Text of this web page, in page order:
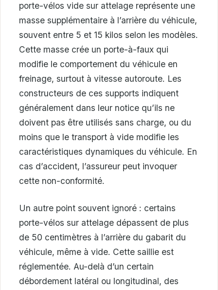
porte-vélos vide sur attelage représente une
masse supplémentaire à l’arrière du véhicule,
souvent entre 5 et 15 kilos selon les modèles.
Cette masse crée un porte-à-faux qui
modifie le comportement du véhicule en
freinage, surtout à vitesse autoroute. Les
constructeurs de ces supports indiquent
généralement dans leur notice qu’ils ne
doivent pas être utilisés sans charge, ou du
moins que le transport à vide modifie les
caractéristiques dynamiques du véhicule. En
cas d’accident, l’assureur peut invoquer
cette non-conformité.
Un autre point souvent ignoré : certains
porte-vélos sur attelage dépassent de plus
de 50 centimètres à l’arrière du gabarit du
véhicule, même à vide. Cette saillie est
réglementée. Au-delà d’un certain
débordement latéral ou longitudinal, des